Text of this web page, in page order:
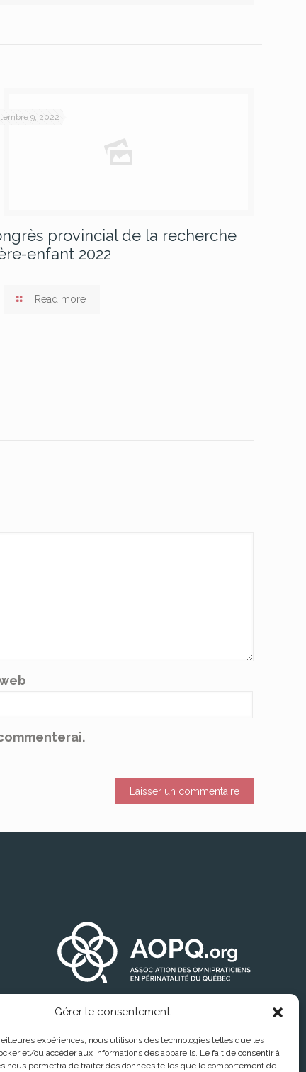
Gérer le consentement
expériences, nous utilisons des technologies telles que les
et/ou accéder aux informations des appareils. Le fait de consentir à
nous permettra de traiter des données telles que le comportement de
9, 2022
provincial de la recherche
enfant 2022
Read more